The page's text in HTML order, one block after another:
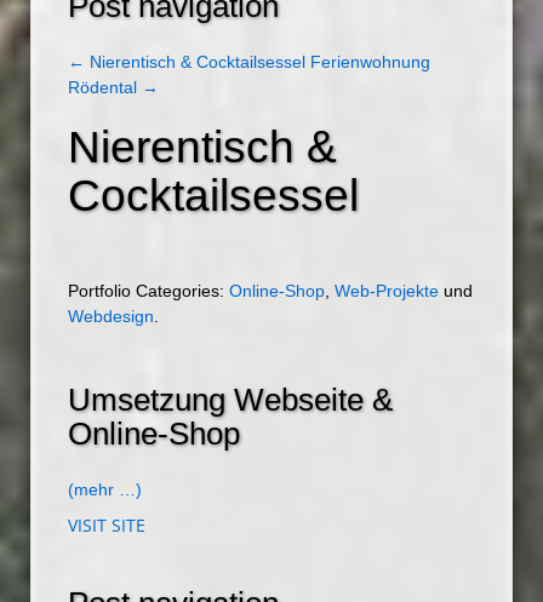
← Nierentisch & Cocktailsessel Ferienwohnung
Rödental →
Nierentisch &
Cocktailsessel
Portfolio Categories: Online-Shop Web-Projekte und
Webdesign
Umsetzung Webseite &
Online-Shop
(mehr …)
VISIT SITE